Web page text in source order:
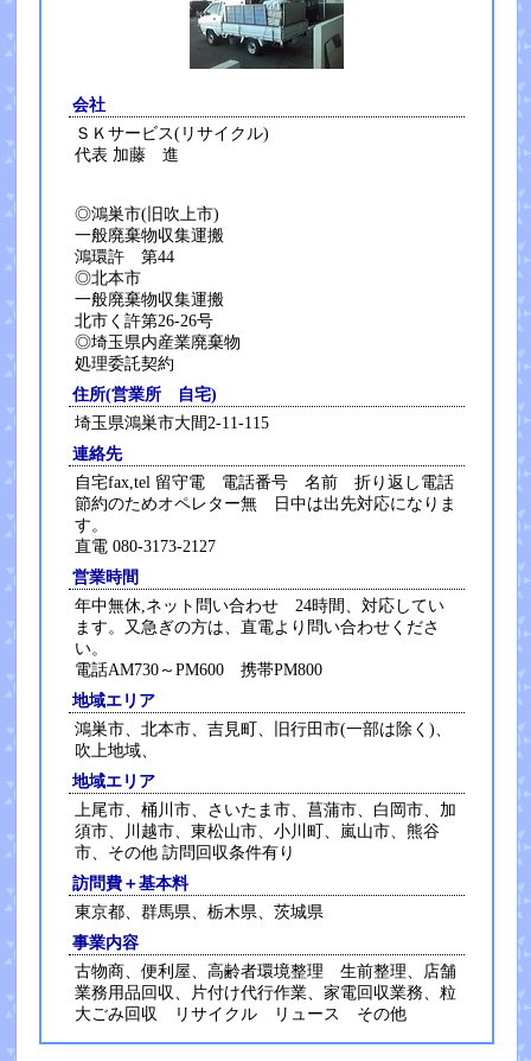
会社
ＳＫサービス(リサイクル)
代表 加藤 進
◎鴻巣市(旧吹上市)
一般廃棄物収集運搬
鴻環許 第44
◎北本市
一般廃棄物収集運搬
北市く許第26-26号
◎埼玉県内産業廃棄物
処理委託契約
住所(営業所 自宅)
埼玉県鴻巣市大間2-11-115
連絡先
自宅fax,tel 留守電 電話番号 名前 折り返し電話
節約のためオペレター無 日中は出先対応になりま
す。
直電 080-3173-2127
営業時間
年中無休,ネット問い合わせ 24時間、対応してい
ます。又急ぎの方は、直電より問い合わせくださ
い。
電話AM730～PM600 携帯PM800
地域エリア
鴻巣市、北本市、吉見町、旧行田市(一部は除く)、
吹上地域、
地域エリア
上尾市、桶川市、さいたま市、菖蒲市、白岡市、加
須市、川越市、東松山市、小川町、嵐山市、熊谷
市、その他 訪問回収条件有り
訪問費＋基本料
東京都、群馬県、栃木県、茨城県
事業内容
古物商、便利屋、高齢者環境整理 生前整理、店舗
業務用品回収、片付け代行作業、家電回収業務、粒
大ごみ回収 リサイクル リュース その他